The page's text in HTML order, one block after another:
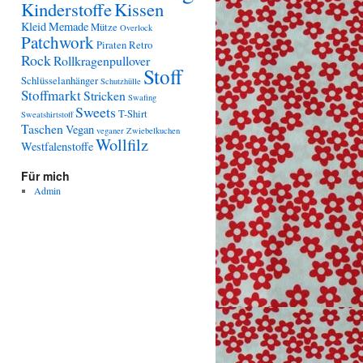
KinderstoffeKissen
KleidMemadeMütze Overlock
PatchworkPiratenRetro
RockRollkragenpullover
Schlüsselanhänger Schutzhülle Stoff
StoffmarktStricken Swafing
Sweatshirtstoff SweetsT-Shirt
Taschen Vegan veganer Zwiebelkuchen
WestfalenstoffeWollfilz
Für mich
Admin